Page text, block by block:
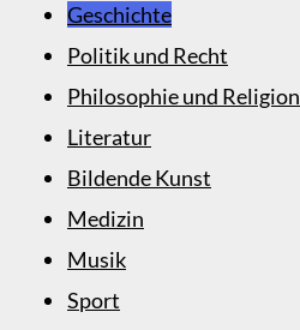
Geschichte
Politik und Recht
Philosophie und Religion
Literatur
Bildende Kunst
Medizin
Musik
Sport